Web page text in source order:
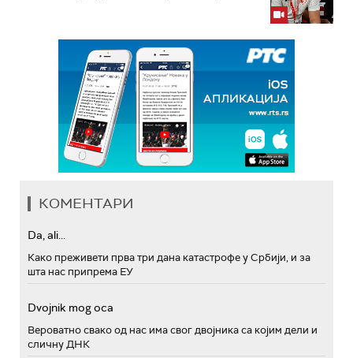
КОМЕНТАРИ
Da, ali...
Како преживети прва три дана катастрофе у Србији, и за
шта нас припрема ЕУ
Dvojnik mog oca
Вероватно свако од нас има свог двојника са којим дели и
сличну ДНК